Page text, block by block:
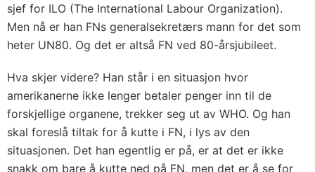
sjef for ILO (The International Labour Organization).
Men nå er han FNs generalsekretærs mann for det som
heter UN80. Og det er altså FN ved 80-årsjubileet.
Hva skjer videre? Han står i en situasjon hvor
amerikanerne ikke lenger betaler penger inn til de
forskjellige organene, trekker seg ut av WHO. Og han
skal foreslå tiltak for å kutte i FN, i lys av den
situasjonen. Det han egentlig er på, er at det er ikke
snakk om bare å kutte ned på FN, men det er å se for